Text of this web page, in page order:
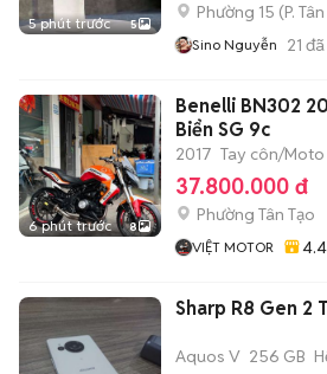
5 phút trước 5
Phường 15 (P.
Sino Nguyễn 21
6 phút trước 8
Benelli BN302
Biển SG 9c
2017 Tay côn/Moto
37.800.000 đ
Phường Tân Tạo
VIỆT MOTOR 4.4
Sharp R8 Gen 2
Aquos V 256 GB